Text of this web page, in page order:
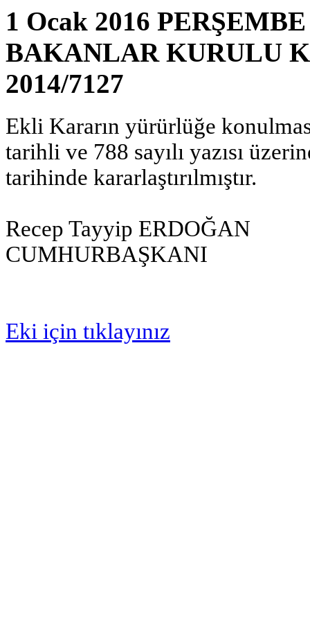
1 Ocak 2016 PERŞEMBE
BAKANLAR KURULU
2014/7127
Ekli Kararın yürürlüğe
tarihli ve 788 sayılı yazısı
tarihinde kararlaştırılmıştır.
Recep Tayyip ERDOĞAN
CUMHURBAŞKANI
Eki için tıklayınız